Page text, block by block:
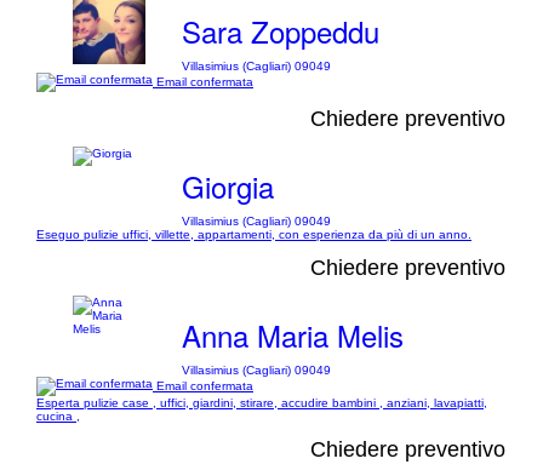
Sara Zoppeddu
Villasimius (Cagliari) 09049
Email confermata
Chiedere preventivo
Giorgia
Villasimius (Cagliari) 09049
Eseguo pulizie uffici, villette, appartamenti, con esperienza da più di un anno.
Chiedere preventivo
Anna Maria Melis
Villasimius (Cagliari) 09049
Email confermata
Esperta pulizie case , uffici, giardini, stirare, accudire bambini , anziani, lavapiatti,
cucina ,
Chiedere preventivo